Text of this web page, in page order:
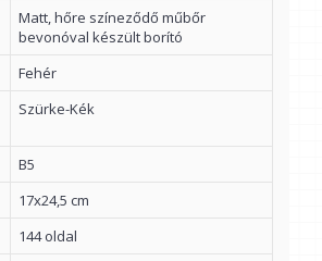
Matt, hőre színeződő műbőr
bevonóval készült borító
Fehér
Szürke-Kék
B5
17x24,5 cm
144 oldal